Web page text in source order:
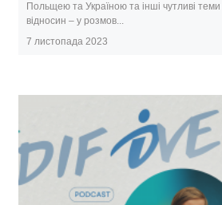
Польщею та Україною та інші чутливі теми
відносин – у розмов...
7 листопада 2023